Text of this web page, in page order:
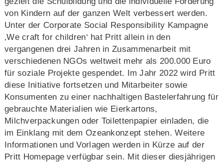
von Kindern auf der ganzen Welt verbessert werden.
Unter der Corporate Social Responsibility Kampagne
‚We craft for children‘ hat Pritt allein in den
vergangenen drei Jahren in Zusammenarbeit mit
verschiedenen NGOs weltweit mehr als 200.000 Euro
für soziale Projekte gespendet. Im Jahr 2022 wird Pritt
diese Initiative fortsetzen und Mitarbeiter sowie
Konsumenten zu einer nachhaltigen Bastelerfahrung für
gebrauchte Materialien wie Eierkartons,
Milchverpackungen oder Toilettenpapier einladen, die
im Einklang mit dem Ozeankonzept stehen. Weitere
Informationen und Vorlagen werden in Kürze auf der
Pritt Homepage verfügbar sein. Mit dieser diesjährigen